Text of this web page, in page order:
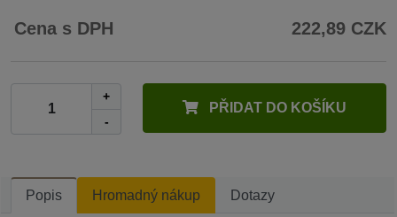
Cena s DPH 222,89 CZK
+
-
PŘIDAT DO KOŠÍKU
Popis Hromadný nákup Dotazy